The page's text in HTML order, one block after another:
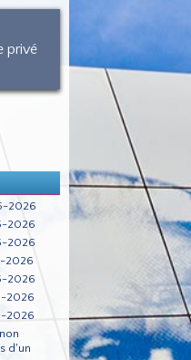
privé
2026
2026
2026
2026
2026
2026
2026
d'un